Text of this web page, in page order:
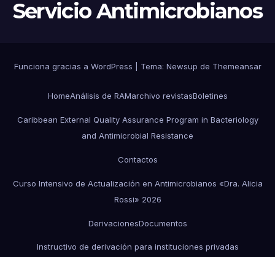
Servicio Antimicrobianos
Funciona gracias a WordPress Tema: Newsup de Themeansar
HomeAnálisis de RAMarchivo revistasBoletines
Caribbean External Quality Assurance Program in Bacteriology
and Antimicrobial Resistance
Contactos
Curso Intensivo de Actualización en Antimicrobianos «Dra. Alicia
Rossi» 2026
DerivacionesDocumentos
Instructivo de derivación para instituciones privadas